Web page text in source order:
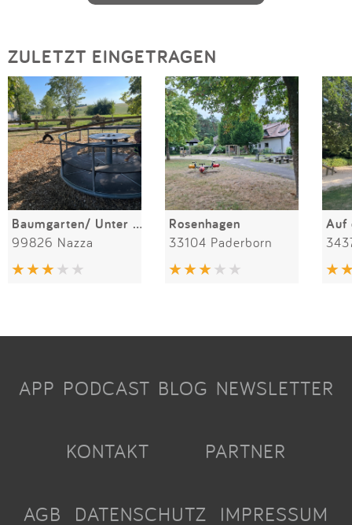
ZULETZT EINGETRAGEN
Baumgarten/ Unter den Linden
99826 Nazza
Rosenhagen
33104 Paderborn
Auf
APP PODCAST BLOG NEWSLETTER
KONTAKT PARTNER
AGB DATENSCHUTZ IMPRESSUM